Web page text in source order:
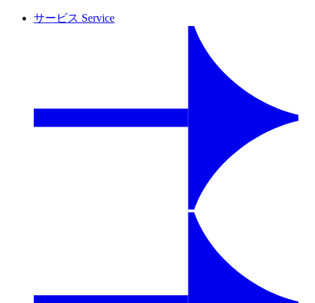
サービス Service